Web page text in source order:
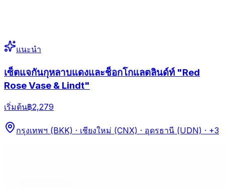
แนะนำ
เซ็ตแจกันกุหลาบแดงและช็อกโกแลตลินด์ท์ "Red
Rose Vase & Lindt"
เริ่มต้น฿2,279
กรุงเทพฯ (BKK) · เชียงใหม่ (CNX) · อุดรธานี (UDN) · +3